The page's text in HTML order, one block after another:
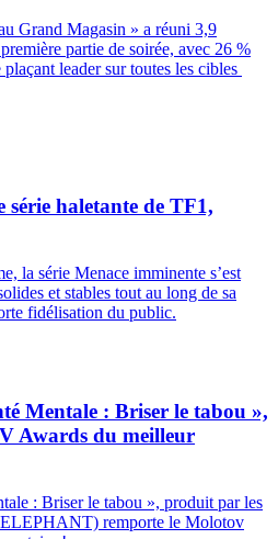
Grand Magasin » a réuni 3,9
partie de soirée, avec 26 %
leader sur toutes les cibles
série haletante de TF1,
la série Menace imminente s’est
et stables tout au long de sa
fidélisation du public.
Mentale : Briser le tabou »,
Awards du meilleur
: Briser le tabou », produit par les
ELEPHANT) remporte le Molotov